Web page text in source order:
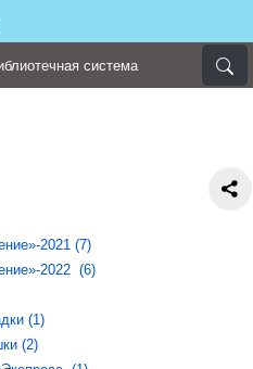
система
2021 (7)
2022 (6)
(1)
(2)